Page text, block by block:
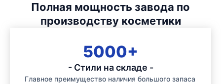
Полная мощность завода по
производству косметики
5000+
- Стили на складе -
Главное преимущество наличия большого запаса